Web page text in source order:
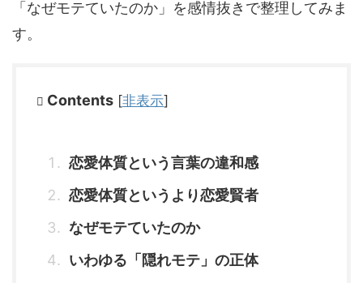
「なぜモテていたのか」を感情抜きで整理してみま
す。
Contents [非表示]
恋愛体質という言葉の違和感
恋愛体質というより恋愛賢者
なぜモテていたのか
いわゆる「隠れモテ」の正体